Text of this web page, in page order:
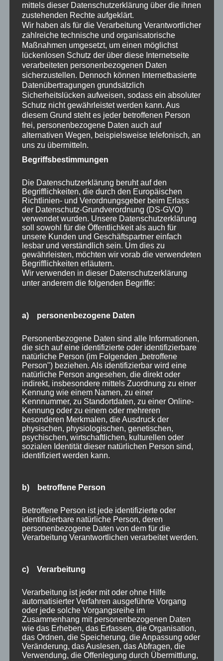
3000 Lumen
Epson Epson LS300 EpiqVision Ultra Smart Streaming
Laser Weiß
LS300 EpiqVi
Heimkino-Projektor-Kaufberatung
Epson Epson LS300 EpiqVision Ultra Smart Streaming
Laser Weiß
LS300 EpiqVision Ultra-Smart-Streaming-Laser Weiß
HD (1920 x 1080)
3600 Lumen
Native Bildseitenverhältnisse –
Heimkinoprojektor-Beratung
Was ist ein natives Bildseitenverhältnis?
Da Projektoren ein Anzeigegerät mit fester Auflösung
sind, haben sie ein so genanntes natives
Seitenverhältnis. Die gängigsten Seitenverhältnisse für
angegebenen Proportionen 4:3, 16:10 oder 16:9
Miniaturversion des Bildes vor, das Sie auf Ihrer
Leinwand sehen werden.
Spezielles Heimkino
Ein natives Seitenverhältnis von 16:9 ist in erster Linie
für den Einsatz im Heimkino gedacht. Das liegt daran,
dass Breitbild-DVDs, Blu-rays und HDTV-Signale im
16:9-Format ausgestrahlt oder kodiert werden.
Heimkino-Enthusiasten neigen dazu, 16:9-
Seitenverhältnisse zu bevorzugen, weil sie näher am
allerdings kommt es dann zu Letterboxing (kleine
erscheinen).
Kurzer Tipp: Der 16:9-Modus an Ihrem Projektor sollte
ausschließlich bei anamorphen DVDs verwendet
auf einem 16:9-Fernseher und den Projektor auf den
erzielen.
Was ist mit 3D-Heimkinoprojektoren?
3D-Projektoren haben in den letzten Jahren einen
langen Weg zurückgelegt. Inzwischen haben fast alle
Heimkinohersteller 3D-Modelle. Die Preise sinken und
mittels dieser Datenschutzerklärung über die ihnen
zustehenden Rechte aufgeklärt.
Wir haben als für die Verarbeitung Verantwortlicher
zahlreiche technische und organisatorische
Maßnahmen umgesetzt, um einen möglichst
lückenlosen Schutz der über diese Internetseite
verarbeiteten personenbezogenen Daten
sicherzustellen. Dennoch können Internetbasierte
Datenübertragungen grundsätzlich
Sicherheitslücken aufweisen, sodass ein absoluter
Schutz nicht gewährleistet werden kann. Aus
diesem Grund steht es jeder betroffenen Person
frei, personenbezogene Daten auch auf
alternativen Wegen, beispielsweise telefonisch, an
uns zu übermitteln.
Begriffsbestimmungen
Die Datenschutzerklärung beruht auf den
Begrifflichkeiten, die durch den Europäischen
Richtlinien- und Verordnungsgeber beim Erlass
der Datenschutz-Grundverordnung (DS-GVO)
verwendet wurden. Unsere Datenschutzerklärung
soll sowohl für die Öffentlichkeit als auch für
unsere Kunden und Geschäftspartner einfach
lesbar und verständlich sein. Um dies zu
gewährleisten, möchten wir vorab die verwendeten
Begrifflichkeiten erläutern.
Wir verwenden in dieser Datenschutzerklärung
unter anderem die folgenden Begriffe:
a) personenbezogene Daten
Personenbezogene Daten sind alle Informationen,
die sich auf eine identifizierte oder identifizierbare
natürliche Person (im Folgenden „betroffene
Person") beziehen. Als identifizierbar wird eine
natürliche Person angesehen, die direkt oder
indirekt, insbesondere mittels Zuordnung zu einer
Kennung wie einem Namen, zu einer
Kennnummer, zu Standortdaten, zu einer Online-
Kennung oder zu einem oder mehreren
besonderen Merkmalen, die Ausdruck der
physischen, physiologischen, genetischen,
psychischen, wirtschaftlichen, kulturellen oder
sozialen Identität dieser natürlichen Person sind,
identifiziert werden kann.
b) betroffene Person
Betroffene Person ist jede identifizierte oder
identifizierbare natürliche Person, deren
personenbezogene Daten von dem für die
Verarbeitung Verantwortlichen verarbeitet werden.
c) Verarbeitung
Verarbeitung ist jeder mit oder ohne Hilfe
automatisierter Verfahren ausgeführte Vorgang
oder jede solche Vorgangsreihe im
Zusammenhang mit personenbezogenen Daten
wie das Erheben, das Erfassen, die Organisation,
das Ordnen, die Speicherung, die Anpassung oder
Veränderung, das Auslesen, das Abfragen, die
Verwendung, die Offenlegung durch Übermittlung,